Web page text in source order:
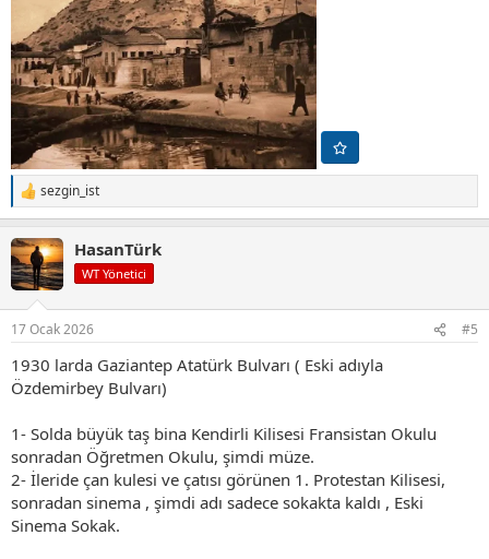
T
e
k
i
l
:
sezgin_ist
HasanTürk
WT Yönetici
17 Ocak 2026 #5
1930 larda Gaziantep Atatürk Bulvarı ( Eski adıyla
Özdemirbey Bulvarı)
1- Solda büyük taş bina Kendirli Kilisesi Fransistan Okulu
sonradan Öğretmen Okulu, şimdi müze.
2- İleride çan kulesi ve çatısı görünen 1. Protestan Kilisesi,
sonradan sinema , şimdi adı sadece sokakta kaldı , Eski
Sinema Sokak.